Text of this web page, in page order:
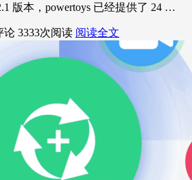
版本，powertoys 已经提供了 24 …
论 3333次阅读 阅读全文